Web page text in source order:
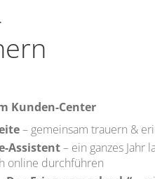
Kunden-Center
– gemeinsam trauern &
Assistent– ein ganzes Jahr
online durchführen